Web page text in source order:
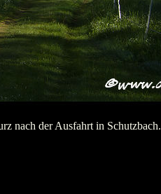
nach der Ausfahrt in Schutzbach.